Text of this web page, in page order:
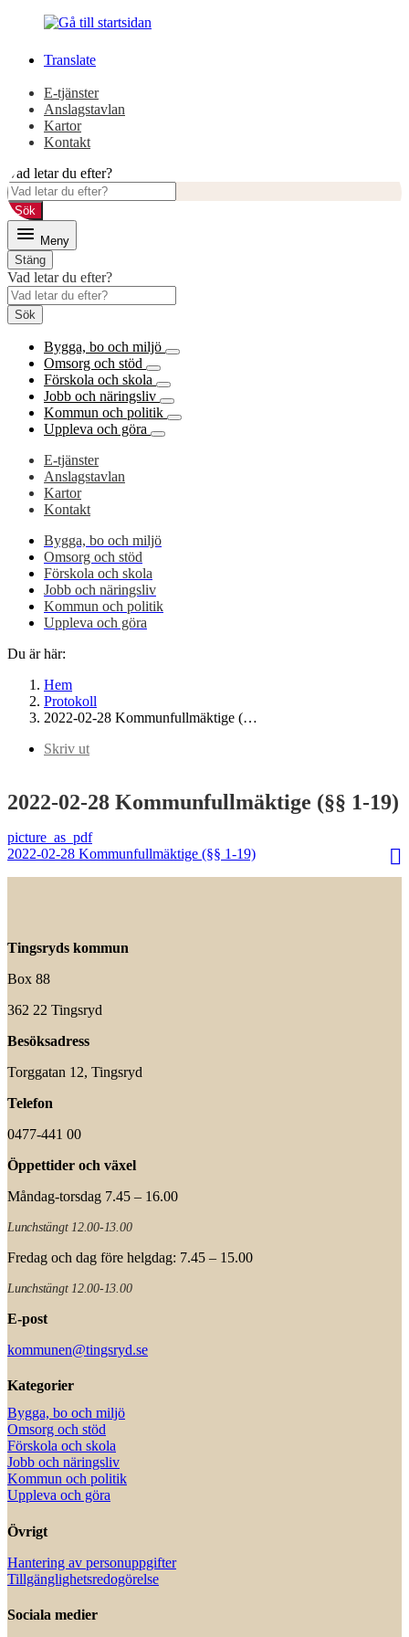
innehåll
huvudmeny
Translate
E-tjänster
Anslagstavlan
Kartor
Kontakt
Vad letar du efter?
Sök
Meny
Stäng
Vad letar du efter?
Sök
Bygga, bo och miljö
Omsorg och stöd
Förskola och skola
Jobb och näringsliv
Kommun och politik
Uppleva och göra
E-tjänster
Anslagstavlan
Kartor
Kontakt
Bygga, bo och miljö
Omsorg och stöd
Förskola och skola
Jobb och näringsliv
Kommun och politik
Uppleva och göra
Du är här:
Hem
Protokoll
2022-02-28 Kommunfullmäktige (…
Skriv ut
2022-02-28 Kommunfullmäktige (§§ 1-19)
2022-02-28 Kommunfullmäktige (§§ 1-19)
Tingsryds kommun
Box 88
362 22 Tingsryd
Besöksadress
Torggatan 12, Tingsryd
Telefon
0477-441 00
Öppettider och växel
Måndag-torsdag 7.45 – 16.00
Lunchstängt 12.00-13.00
Fredag och dag före helgdag: 7.45 – 15.00
Lunchstängt 12.00-13.00
E-post
kommunen@tingsryd.se
Kategorier
Bygga, bo och miljö
Omsorg och stöd
Förskola och skola
Jobb och näringsliv
Kommun och politik
Uppleva och göra
Övrigt
Hantering av personuppgifter
Tillgänglighetsredogörelse
Sociala medier